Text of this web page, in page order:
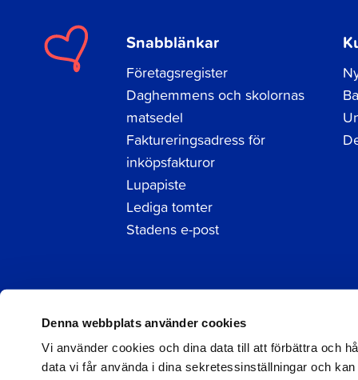
Denna webbplats använder cookies
Vi använder cookies och dina data till att förbättra och
data vi får använda i dina sekretessinställningar och
Snabblänkar
Företagsregister
Daghemmens och skolornas
matsedel
Faktureringsadress för
inköpsfakturor
Lupapiste
Lediga tomter
Stadens e-post
Facebook
Instagram
LinkedIn